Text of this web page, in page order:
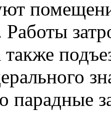
Работы
парадные